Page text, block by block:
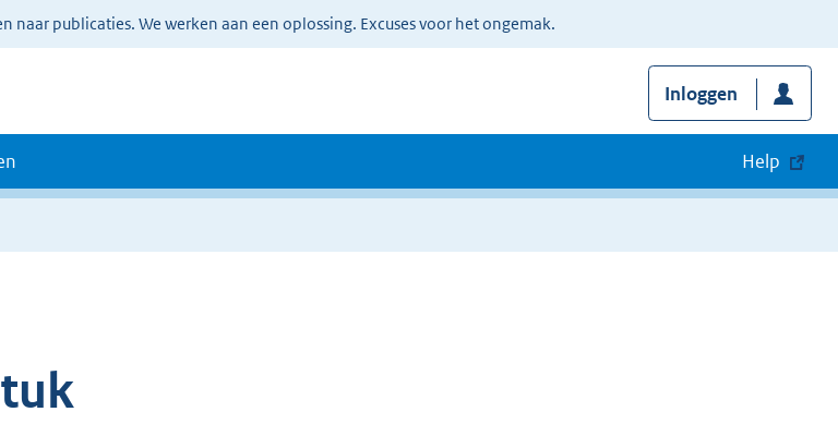
naar publicaties. We werken aan een oplossing. Excuses voor het ongemak.
Inloggen
Help